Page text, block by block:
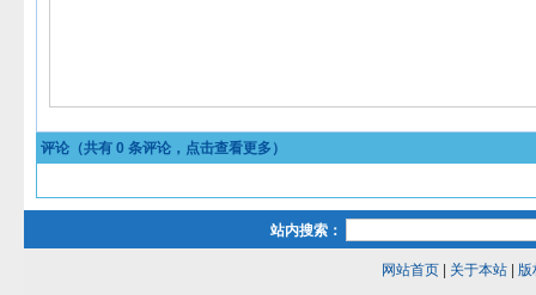
评论（共有 0 条评论，点击查看更多）
站内搜索：
网站首页| 关于本站| 版